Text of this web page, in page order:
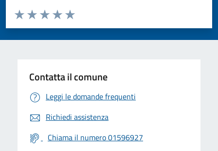
Valuta da 1 a 5 stelle la pagina
Valuta 5 stelle su 5
Valuta 4 stelle su 5
Valuta 3 stelle su 5
Valuta 2 stelle su 5
Valuta 1 stelle su 5
Contatta il comune
Leggi le domande frequenti
Richiedi assistenza
Chiama il numero 01596927